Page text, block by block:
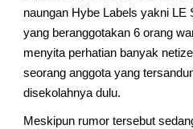
naungan Hybe Labels yakni LE
yang beranggotakan 6 orang
menyita perhatian banyak
seorang anggota yang
disekolahnya dulu.
Meskipun rumor tersebut